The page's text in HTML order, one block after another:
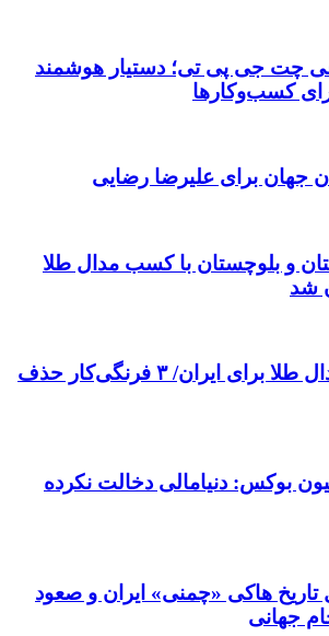
چت جی پی تی؛ دستیار هوشمند
کسب‌وکارها
جهان برای علیرضا رضایی
و بلوچستان با کسب مدال طلا
شد
شانس یک مدال طلا برای ایران/ ۳ فرنگی‌کار حذف
بوکس: دنیامالی دخالت نکرده
تاریخ هاکی «چمنی» ایران و صعود
جهانی